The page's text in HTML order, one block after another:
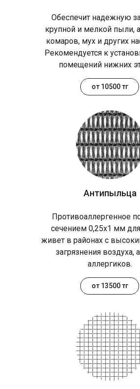
Антипыльца
Противоаллергенное
сечением 0,25х1 мм для
живет в районах с
загрязнения воздуха,
аллергиков.
Обеспечит надежную
крупной и мелкой пыли,
комаров, мух и других
Рекомендуется к
помещений нижних
от 13500 тг
от 10500 тг